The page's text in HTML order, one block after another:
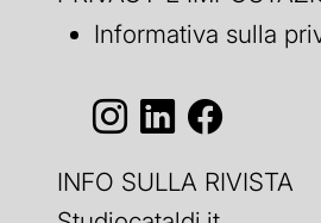
Informativa sulla
INFO SULLA RIVISTA